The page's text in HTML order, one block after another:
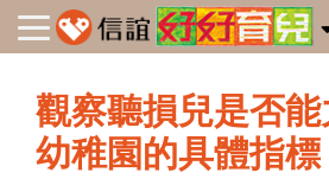
觀察聽損兒是否
幼稚園的具體指標